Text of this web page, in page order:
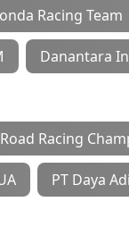
Racing Team
Danantara
Racing
PT Daya